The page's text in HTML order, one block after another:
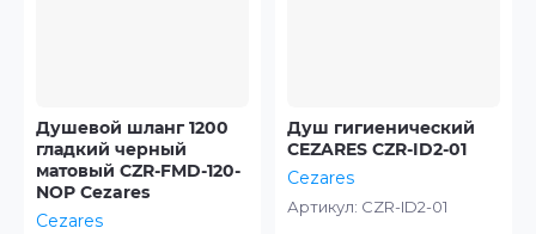
Душевой шланг 1200
гладкий черный
матовый CZR-FMD-120-
NOP Cezares
Cezares
Душ гигиенический
CEZARES CZR-ID2-01
Cezares
Артикул: CZR-ID2-01